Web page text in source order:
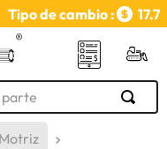
Tipo de cambio : 17.7